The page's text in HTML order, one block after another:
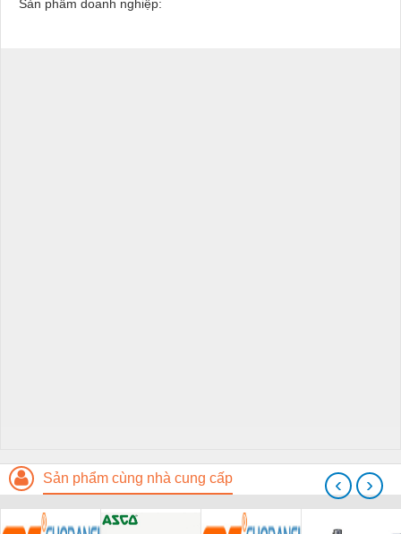
Sản phẩm doanh nghiệp:
Sản phẩm cùng nhà cung cấp ‹ ›